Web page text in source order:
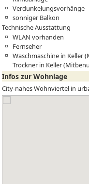
Verdunkelungsvorhänge
sonniger Balkon
Technische Ausstattung
WLAN vorhanden
Fernseher
Waschmaschine in Keller
Trockner in Keller
Infos zur Wohnlage
City-nahes Wohnviertel in